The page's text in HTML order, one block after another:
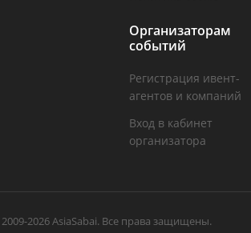
Организаторам
событий
Регистрация ивент-
агентов и компаний
Вход в кабинет
организатора
2026 AsiaSabai. Все права защищены.